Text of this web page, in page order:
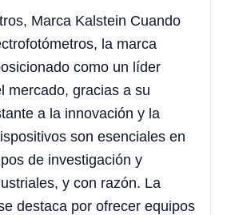
Marca Kalstein Cuando
la marca
como un líder
mercado, gracias a su
a la innovación y la
son esenciales en
de investigación y
y con razón. La
destaca por ofrecer equipos